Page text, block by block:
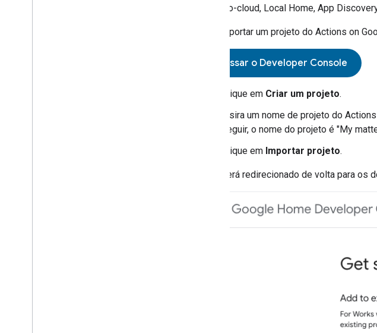
Cloud-to-cloud, Local Home, App
Para importar um projeto do Actions on
Acessar o Developer Console
Clique em Criar um projeto.
Insira um nome de projeto do
seguir, o nome do projeto é "My
Clique em Importar projeto.
Você será redirecionado de volta para os